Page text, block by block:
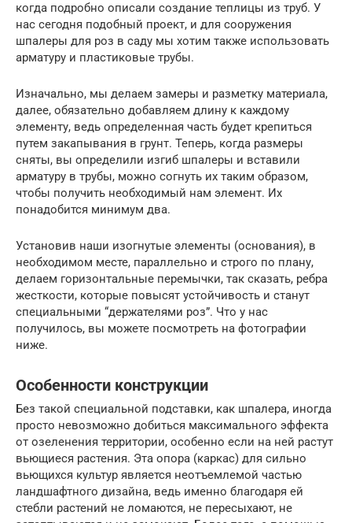
когда подробно описали создание теплицы из труб. У
нас сегодня подобный проект, и для сооружения
шпалеры для роз в саду мы хотим также использовать
арматуру и пластиковые трубы.
Изначально, мы делаем замеры и разметку материала,
далее, обязательно добавляем длину к каждому
элементу, ведь определенная часть будет крепиться
путем закапывания в грунт. Теперь, когда размеры
сняты, вы определили изгиб шпалеры и вставили
арматуру в трубы, можно согнуть их таким образом,
чтобы получить необходимый нам элемент. Их
понадобится минимум два.
Установив наши изогнутые элементы (основания), в
необходимом месте, параллельно и строго по плану,
делаем горизонтальные перемычки, так сказать, ребра
жесткости, которые повысят устойчивость и станут
специальными “держателями роз”. Что у нас
получилось, вы можете посмотреть на фотографии
ниже.
Особенности конструкции
Без такой специальной подставки, как шпалера, иногда
просто невозможно добиться максимального эффекта
от озеленения территории, особенно если на ней растут
вьющиеся растения. Эта опора (каркас) для сильно
вьющихся культур является неотъемлемой частью
ландшафтного дизайна, ведь именно благодаря ей
стебли растений не ломаются, не пересыхают, не